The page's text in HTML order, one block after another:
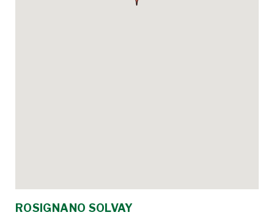
ROSIGNANO SOLVAY